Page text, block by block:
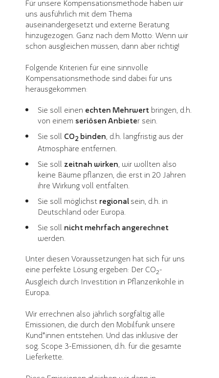
Für unsere Kompensationsmethode haben wir
uns ausführlich mit dem Thema
auseinandergesetzt und externe Beratung
hinzugezogen. Ganz nach dem Motto: Wenn wir
schon ausgleichen müssen, dann aber richtig!
Folgende Kriterien für eine sinnvolle
Kompensationsmethode sind dabei für uns
herausgekommen:
Sie soll einen echten Mehrwert bringen, d.h.
von einem seriösen Anbieter sein.
Sie soll CO2 binden , d.h. langfristig aus der
Atmosphäre entfernen.
Sie soll zeitnah wirken , wir wollten also
keine Bäume pflanzen, die erst in 20 Jahren
ihre Wirkung voll entfalten.
Sie soll möglichst regional sein, d.h. in
Deutschland oder Europa.
Sie soll nicht mehrfach angerechnet
werden.
Unter diesen Voraussetzungen hat sich für uns
eine perfekte Lösung ergeben: Der CO2-
Ausgleich durch Investition in Pflanzenkohle in
Europa.
Wir errechnen also jährlich sorgfältig alle
Emissionen, die durch den Mobilfunk unsere
Kund*innen entstehen. Und das inklusive der
sog. Scope 3-Emissionen, d.h. für die gesamte
Lieferkette.